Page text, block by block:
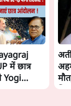
में छात्र
Yogi